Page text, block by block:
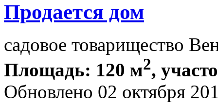
Продается дом
садовое товарищество
Площадь: 120 м2,
Обновлено 02 октября